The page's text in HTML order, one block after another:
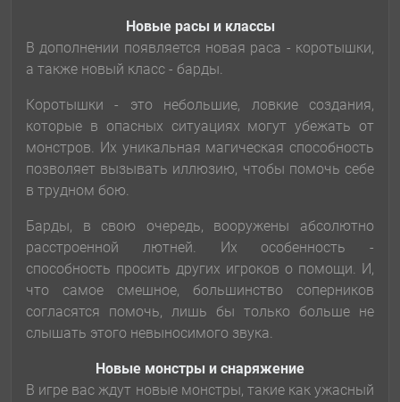
Новые расы и классы
В дополнении появляется новая раса - коротышки,
а также новый класс - барды.
Коротышки - это небольшие, ловкие создания,
которые в опасных ситуациях могут убежать от
монстров. Их уникальная магическая способность
позволяет вызывать иллюзию, чтобы помочь себе
в трудном бою.
Барды, в свою очередь, вооружены абсолютно
расстроенной лютней. Их особенность -
способность просить других игроков о помощи. И,
что самое смешное, большинство соперников
согласятся помочь, лишь бы только больше не
слышать этого невыносимого звука.
Новые монстры и снаряжение
В игре вас ждут новые монстры, такие как ужасный